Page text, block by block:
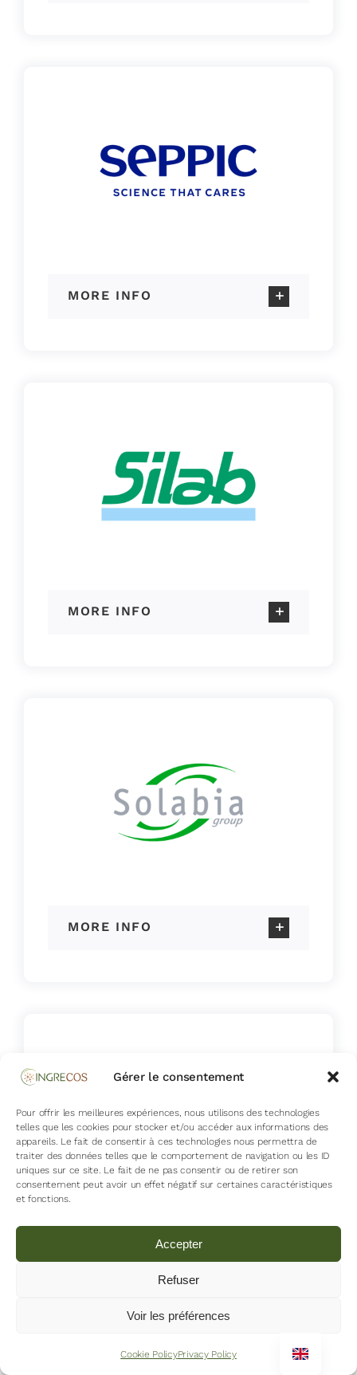
Gérer le consentement
Pour offrir les meilleures expériences, nous utilisons des technologies
telles que les cookies pour stocker et/ou accéder aux informations des
appareils. Le fait de consentir à ces technologies nous permettra de
traiter des données telles que le comportement de navigation ou les ID
uniques sur ce site. Le fait de ne pas consentir ou de retirer son
consentement peut avoir un effet négatif sur certaines caractéristiques
et fonctions.
Accepter
Refuser
Voir les préférences
Cookie PolicyPrivacy Policy
MORE INFO
MORE INFO
MORE INFO